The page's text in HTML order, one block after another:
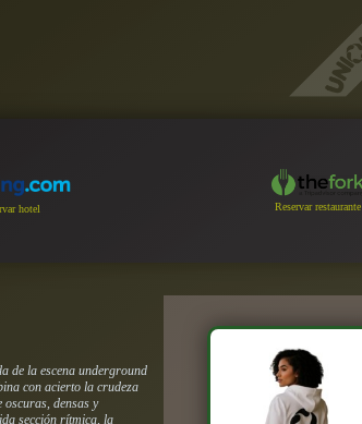
hotel
Reservar restaurante
de la escena underground
con acierto la crudeza
oscuras, densas y
sección rítmica, la